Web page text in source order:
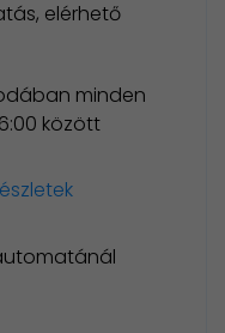
elérhető
minden
között